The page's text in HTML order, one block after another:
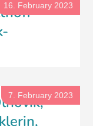
16. February 2023
–
7. February 2023